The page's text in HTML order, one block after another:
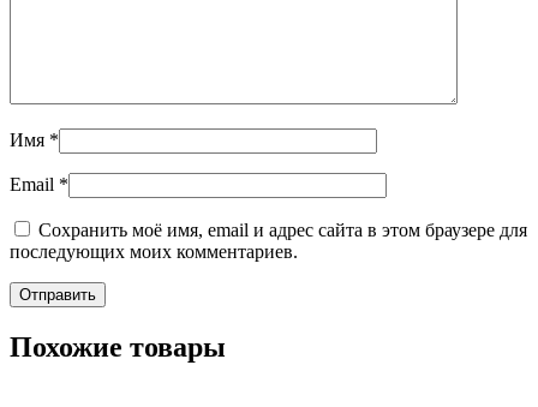
Имя *
Email *
Сохранить моё имя, email и адрес сайта в этом браузере для
последующих моих комментариев.
Похожие товары